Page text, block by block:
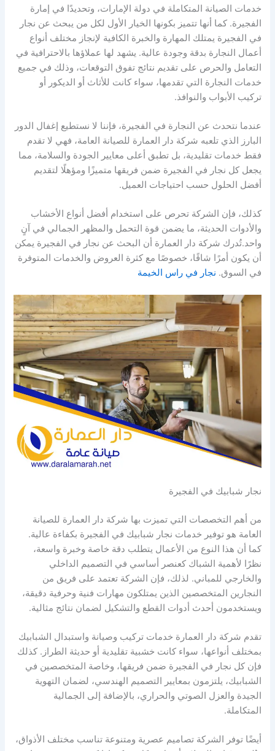
خدمات الصيانة المتكاملة في دولة الإمارات، وتحديدًا في إمارة
الفجيرة. كما أنها تتميز بكونها الخيار الأول لكل من يبحث عن نجار
في الفجيرة يمتلك المهارة والخبرة الكافية لإنجاز مختلف أنواع
أعمال النجارة بدقة وجودة عالية. يشهد لها عملاؤها بالاحترافية في
التعامل والحرص على تقديم نتائج تفوق التوقعات، وذلك في جميع
خدمات النجارة التي تقدمها، سواء كانت للأثاث أو الديكور أو
تركيب الأبواب والنوافذ.
عندما نتحدث عن النجارة في الفجيرة، فإننا لا نستطيع إغفال الدور
البارز الذي تلعبه شركة دار العمارة للصيانة العامة، فهي لا تقدم
فقط خدمات تقليدية، بل تطبق أعلى معايير الجودة والسلامة، مما
يجعل كل نجار في الفجيرة ضمن فريقها متميزًا ومؤهلًا لتقديم
أفضل الحلول حسب احتياجات العميل.
كذلك، فإن الشركة تحرص على استخدام أفضل أنواع الأخشاب
والأدوات الحديثة، ما يضمن قوة التحمل والمظهر الجمالي في آنٍ
واحد.تُدرك شركة دار العمارة أن البحث عن نجار في الفجيرة يمكن
أن يكون أمرًا شاقًا، خصوصًا مع كثرة العروض والخدمات المتوفرة
في السوق. نجار في راس الخيمة
نجار شبابيك في الفجيرة
من أهم التخصصات التي تميزت بها شركة دار العمارة للصيانة
العامة هو توفير خدمات نجار شبابيك في الفجيرة بكفاءة عالية.
كما أن هذا النوع من الأعمال يتطلب دقة خاصة وخبرة واسعة،
نظرًا لأهمية الشباك كعنصر أساسي في التصميم الداخلي
والخارجي للمباني. لذلك، فإن الشركة تعتمد على فريق من
النجارين المتخصصين الذين يمتلكون مهارات فنية وحرفية دقيقة،
ويستخدمون أحدث أدوات القطع والتشكيل لضمان نتائج مثالية.
تقدم شركة دار العمارة خدمات تركيب وصيانة واستبدال الشبابيك
بمختلف أنواعها، سواء كانت خشبية تقليدية أو حديثة الطراز. كذلك
فإن كل نجار في الفجيرة ضمن فريقها، وخاصة المتخصصين في
الشبابيك، يلتزمون بمعايير التصميم الهندسي، لضمان التهوية
الجيدة والعزل الصوتي والحراري، بالإضافة إلى الجمالية
المتكاملة.
أيضًا توفر الشركة تصاميم عصرية ومتنوعة تناسب مختلف الأذواق،